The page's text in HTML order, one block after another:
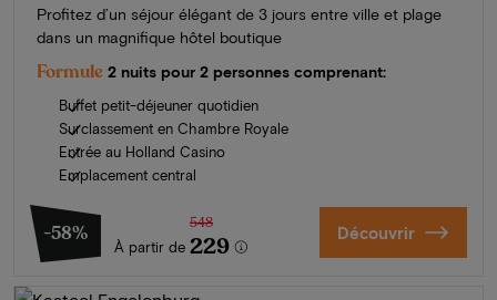
Profitez d’un séjour élégant de 3 jours entre ville et plage
dans un magnifique hôtel boutique
Formule 2 nuits pour 2 personnes comprenant:
Buffet petit-déjeuner quotidien
Surclassement en Chambre Royale
Entrée au Holland Casino
Emplacement central
-58%
À partir de
548
229 Découvrir